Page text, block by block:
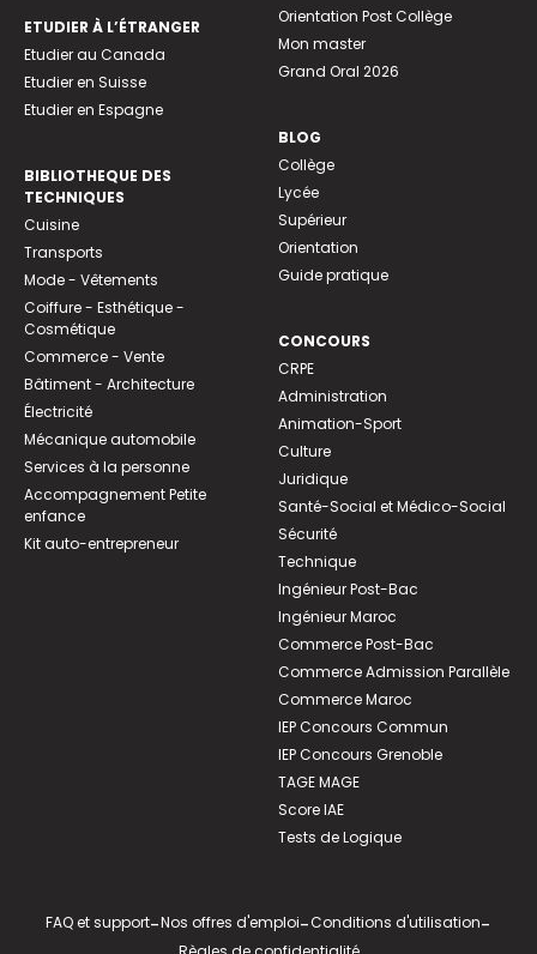
ETUDIER À L’ÉTRANGER
Etudier au Canada
Etudier en Suisse
Etudier en Espagne
BIBLIOTHEQUE DES
TECHNIQUES
Cuisine
Transports
Mode - Vêtements
Coiffure - Esthétique -
Cosmétique
Commerce - Vente
Bâtiment - Architecture
Électricité
Mécanique automobile
Services à la personne
Accompagnement Petite
enfance
Kit auto-entrepreneur
Orientation Post Collège
Mon master
Grand Oral 2026
BLOG
Collège
Lycée
Supérieur
Orientation
Guide pratique
CONCOURS
CRPE
Administration
Animation-Sport
Culture
Juridique
Santé-Social et Médico-Social
Sécurité
Technique
Ingénieur Post-Bac
Ingénieur Maroc
Commerce Post-Bac
Commerce Admission Parallèle
Commerce Maroc
IEP Concours Commun
IEP Concours Grenoble
TAGE MAGE
Score IAE
Tests de Logique
FAQ et support-Nos offres d'emploi-Conditions d'utilisation-